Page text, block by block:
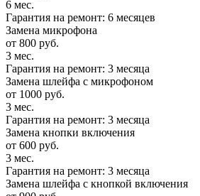
6 мес.
Гарантия на ремонт: 6 месяцев
Замена микрофона
от 800 руб.
3 мес.
Гарантия на ремонт: 3 месяца
Замена шлейфа с микрофоном
от 1000 руб.
3 мес.
Гарантия на ремонт: 3 месяца
Замена кнопки включения
от 600 руб.
3 мес.
Гарантия на ремонт: 3 месяца
Замена шлейфа с кнопкой включения